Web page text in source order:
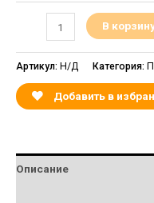
В
Артикул: Н/Д Категория:
Добавить в
Описание